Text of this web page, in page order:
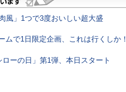
風」1つで3度おいしい超大盛
ムで1日限定企画、これは行くしか！
ーの日」第1弾、本日スタート